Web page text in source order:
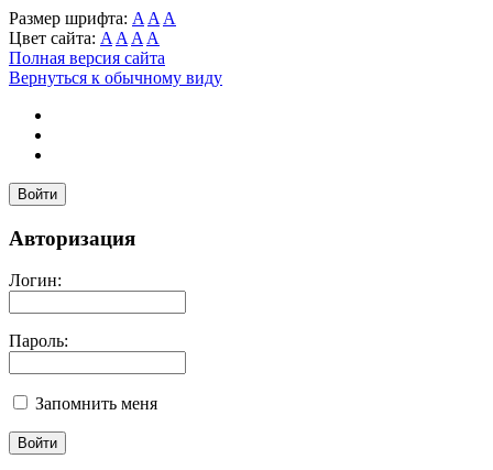
Размер шрифта: A A A
Цвет сайта: A A A A
Полная версия сайта
Вернуться к обычному виду
Войти
Авторизация
Логин:
Пароль:
Запомнить меня